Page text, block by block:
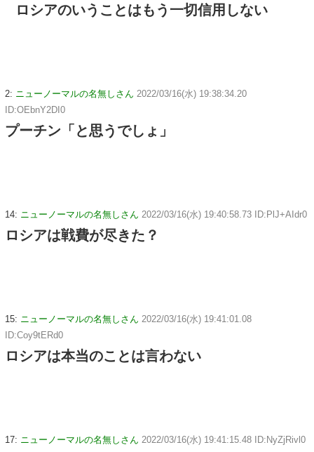
ロシアのいうことはもう一切信用しない
2: ニューノーマルの名無しさん 2022/03/16(水) 19:38:34.20
ID:OEbnY2DI0
プーチン「と思うでしょ」
14: ニューノーマルの名無しさん 2022/03/16(水) 19:40:58.73 ID:PlJ+AIdr0
ロシアは戦費が尽きた？
15: ニューノーマルの名無しさん 2022/03/16(水) 19:41:01.08
ID:Coy9tERd0
ロシアは本当のことは言わない
17: ニューノーマルの名無しさん 2022/03/16(水) 19:41:15.48 ID:NyZjRivl0